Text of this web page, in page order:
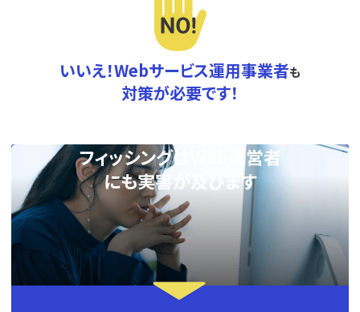
いいえ！Webサービス運用事業者も
対策が必要です！
フィッシングはWeb運営者
にも実害が及びます